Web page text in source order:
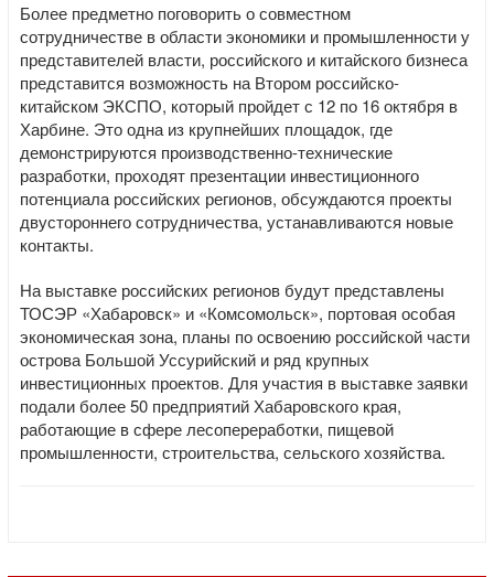
Более предметно поговорить о совместном
сотрудничестве в области экономики и промышленности у
представителей власти, российского и китайского бизнеса
представится возможность на Втором российско-
китайском ЭКСПО, который пройдет с 12 по 16 октября в
Харбине. Это одна из крупнейших площадок, где
демонстрируются производственно-технические
разработки, проходят презентации инвестиционного
потенциала российских регионов, обсуждаются проекты
двустороннего сотрудничества, устанавливаются новые
контакты.
На выставке российских регионов будут представлены
ТОСЭР «Хабаровск» и «Комсомольск», портовая особая
экономическая зона, планы по освоению российской части
острова Большой Уссурийский и ряд крупных
инвестиционных проектов. Для участия в выставке заявки
подали более 50 предприятий Хабаровского края,
работающие в сфере лесопереработки, пищевой
промышленности, строительства, сельского хозяйства.